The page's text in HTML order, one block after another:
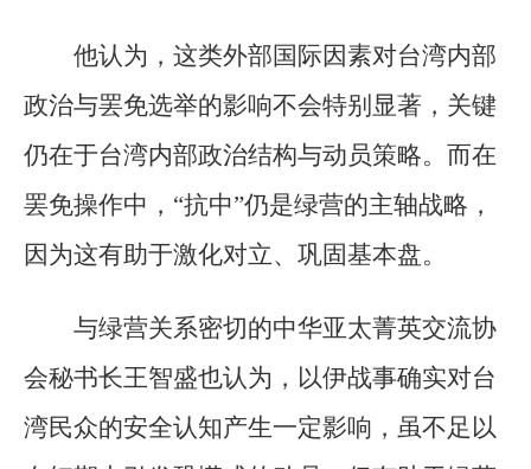
他认为，这类外部国际因素对台湾内部
政治与罢免选举的影响不会特别显著，关键
仍在于台湾内部政治结构与动员策略。而在
罢免操作中，“抗中”仍是绿营的主轴战略，
因为这有助于激化对立、巩固基本盘。
与绿营关系密切的中华亚太菁英交流协
会秘书长王智盛也认为，以伊战事确实对台
湾民众的安全认知产生一定影响，虽不足以